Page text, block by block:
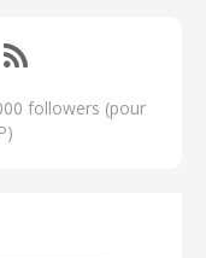
followers (pour